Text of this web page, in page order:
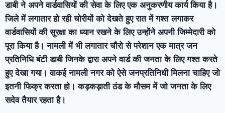
डाबी ने अपने वार्डवासियों की सेवा के लिए एक अनुकरणीय कार्य किया है।
जिले में लगातार हो रही चोरीयों को देखते हुए रात में गश्त लगाकर
वार्डवासियों की सुरक्षा का ध्यान रखने के लिए उन्होंने अपनी जिम्मेदारी को
पूरा किया है। नामली में भी लगातार चौरो से परेशान एक मात्र जन
प्रतिनिधि बंटी डाबी जिनके द्वारा अपने वार्ड की जनता के लिए गश्त करते
हुए देखा गया। वाकई नामली नगर को ऐसे जनप्रतिनिधी मिलना चाहिए जो
इतनी फिक्र करता हो। कड़कड़ाती ठंड के मौसम में जो जनता के लिए
सदेव तैयार रहता है।